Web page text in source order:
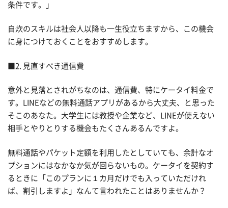
条件です。」
自炊のスキルは社会人以降も一生役立ちますから、この機会
に身につけておくことをおすすめします。
■2. 見直すべき通信費
意外と見落とされがちなのは、通信費、特にケータイ料金で
す。LINEなどの無料通話アプリがあるから大丈夫、と思った
そこのあなた。大学生には教授や企業など、LINEが使えない
相手とやりとりする機会もたくさんあるんですよ。
無料通話やパケット定額を利用したとしていても、余計なオ
プションにはなかなか気が回らないもの。ケータイを契約す
るときに「このプランに１カ月だけでも入っていただけれ
ば、割引しますよ」なんて言われたことはありませんか？